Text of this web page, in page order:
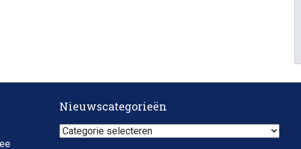
Nieuwscategorieën
Nieuwscategorieën